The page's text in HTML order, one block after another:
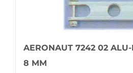
AERONAUT 7242 02 ALU-
8 MM